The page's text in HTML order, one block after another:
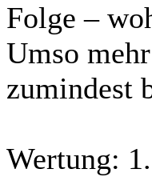
Folge –
Umso
zumindest
Wertung: